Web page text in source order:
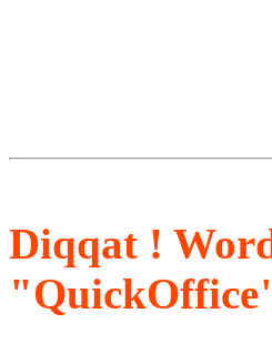
Diqqat !